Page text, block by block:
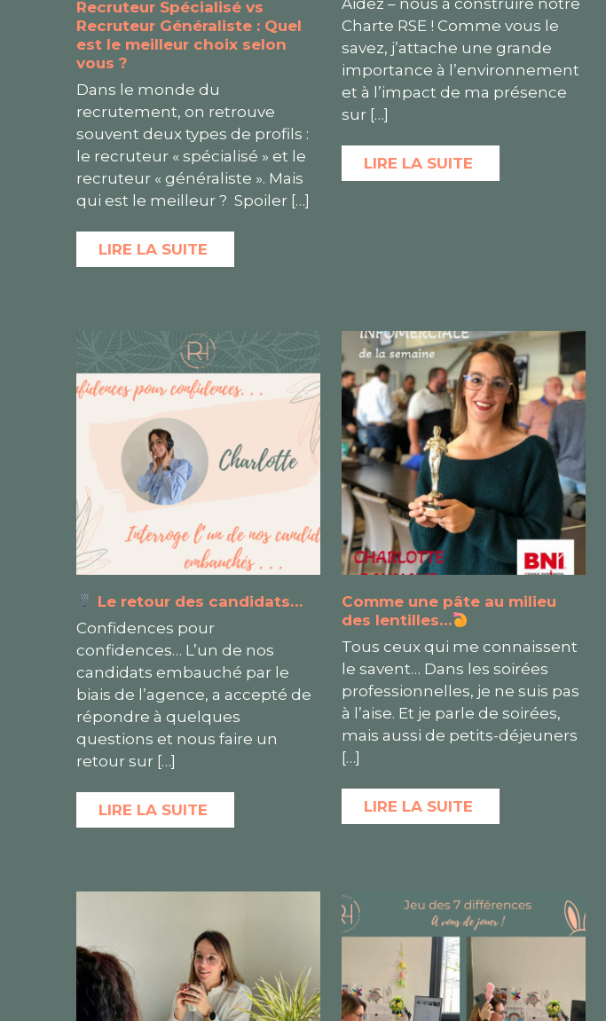
Recruteur Spécialisé vs
Recruteur Généraliste : Quel
est le meilleur choix selon
vous ?
Dans le monde du
recrutement, on retrouve
souvent deux types de profils :
le recruteur « spécialisé » et le
recruteur « généraliste ». Mais
qui est le meilleur ? Spoiler[…]
LIRE LA SUITE
Charte RSE ! Comme vous le
savez, j’attache une grande
importance à l’environnement
et à l’impact de ma présence
sur[…]
LIRE LA SUITE
Le retour des candidats…
Confidences pour
confidences… L’un de nos
candidats embauché par le
biais de l’agence, a accepté de
répondre à quelques
questions et nous faire un
retour sur[…]
LIRE LA SUITE
Comme une pâte au milieu
des lentilles…
Tous ceux qui me connaissent
le savent… Dans les soirées
professionnelles, je ne suis pas
à l’aise. Et je parle de soirées,
mais aussi de petits-déjeuners
[…]
LIRE LA SUITE